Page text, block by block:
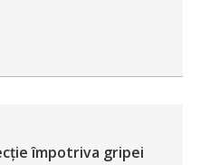
împotriva gripei